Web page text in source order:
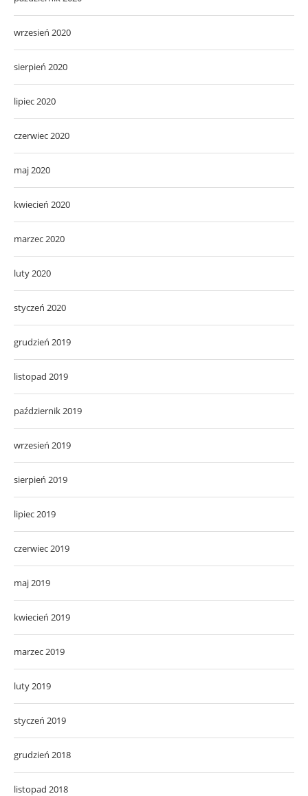
wrzesień 2020
sierpień 2020
lipiec 2020
czerwiec 2020
maj 2020
kwiecień 2020
marzec 2020
luty 2020
styczeń 2020
grudzień 2019
listopad 2019
październik 2019
wrzesień 2019
sierpień 2019
lipiec 2019
czerwiec 2019
maj 2019
kwiecień 2019
marzec 2019
luty 2019
styczeń 2019
grudzień 2018
listopad 2018